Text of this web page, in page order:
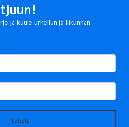
ja kuule urheilun ja liikunnan
Lähetä